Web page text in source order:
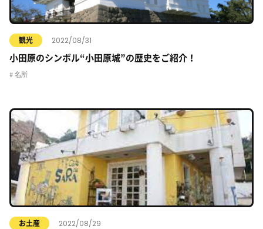
観光 2022/08/31
小田原のシンボル“小田原城”の歴史をご紹介！
名所
お土産 2022/08/29